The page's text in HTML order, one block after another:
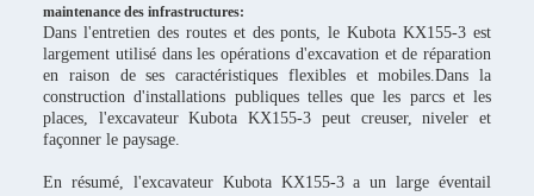
maintenance des infrastructures:
Dans l'entretien des routes et des ponts, le Kubota KX155-3 est
largement utilisé dans les opérations d'excavation et de réparation
en raison de ses caractéristiques flexibles et mobiles.Dans la
construction d'installations publiques telles que les parcs et les
places, l'excavateur Kubota KX155-3 peut creuser, niveler et
façonner le paysage.
En résumé, l'excavateur Kubota KX155-3 a un large éventail